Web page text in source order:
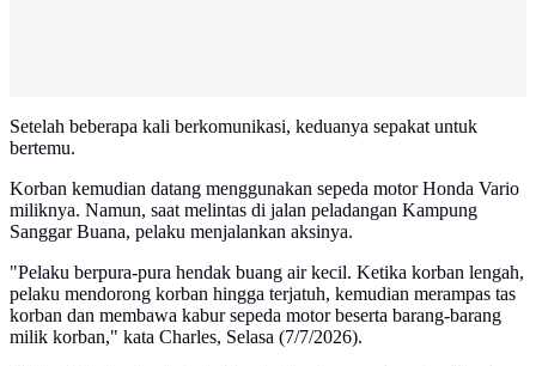
Setelah beberapa kali berkomunikasi, keduanya sepakat untuk
bertemu.
Korban kemudian datang menggunakan sepeda motor Honda Vario
miliknya. Namun, saat melintas di jalan peladangan Kampung
Sanggar Buana, pelaku menjalankan aksinya.
"Pelaku berpura-pura hendak buang air kecil. Ketika korban lengah,
pelaku mendorong korban hingga terjatuh, kemudian merampas tas
korban dan membawa kabur sepeda motor beserta barang-barang
milik korban," kata Charles, Selasa (7/7/2026).